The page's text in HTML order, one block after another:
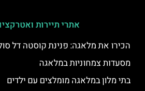
אתרי תיירות
הכירו את מלאגה: פנינת קוסטה דל
מסעדות צמחוניות במלאגה
בתי מלון במלאגה מומלצים עם ילדים